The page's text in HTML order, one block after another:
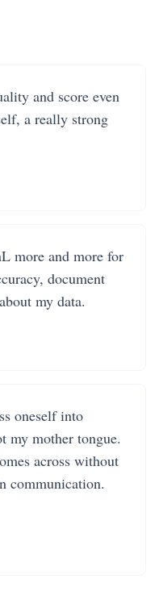
and score even
a really strong
more and more for
document
my data.
oneself into
my mother tongue.
across without
communication.